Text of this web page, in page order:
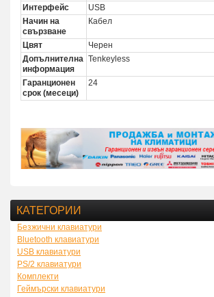
Интерфейс
USB
Начин на
свързване
Кабел
Цвят
Черен
Допълнителна
информация
Tenkeyless
Гаранционен
срок (месеци)
24
КАТЕГОРИИ
Безжични клавиатури
Bluetooth клавиатури
USB клавиатури
PS/2 клавиатури
Комплекти
Геймърски клавиатури